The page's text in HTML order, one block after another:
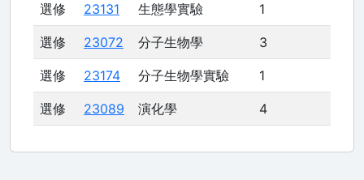
選修 23131 生態學實驗 1
選修 23072 分子生物學 3
選修 23174 分子生物學實驗 1
選修 23089 演化學 4